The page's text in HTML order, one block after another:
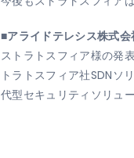
■アライドテレシス株式
ストラトスフィア様の発
トラトスフィア社SDN
代型セキュリティソリュ